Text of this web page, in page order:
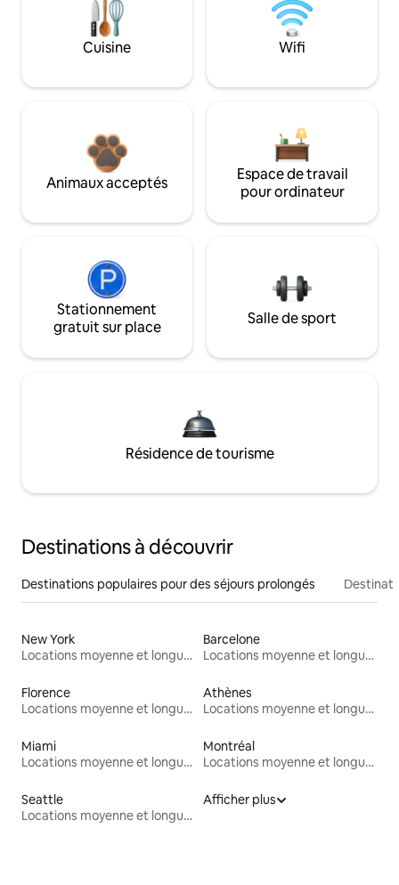
Cuisine Wifi
Animaux acceptés
Espace de travail
pour ordinateur
Stationnement
gratuit sur place
Salle de sport
Résidence de tourisme
Destinations à découvrir
Destinations populaires pour des séjours prolongés
New York
Locations moyenne et longue durée
Barcelone
Locations moyenne et longue durée
Florence
Locations moyenne et longue durée
Athènes
Locations moyenne et longue durée
Miami
Locations moyenne et longue durée
Montréal
Locations moyenne et longue durée
Seattle
Locations moyenne et longue durée
Afficher plus